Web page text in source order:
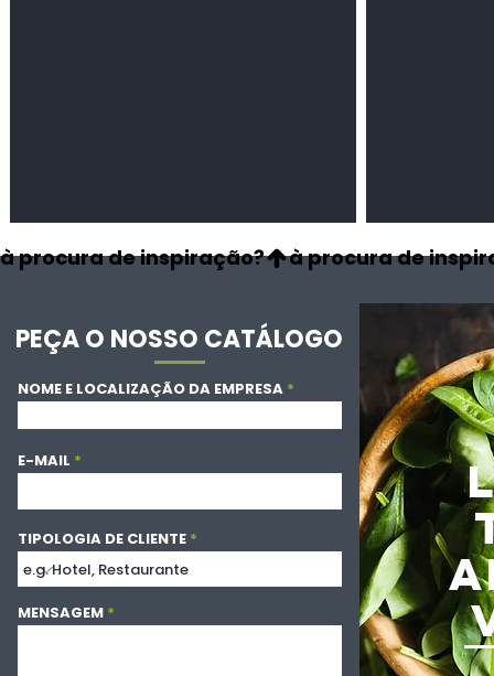
à procura de inspiração?
PEÇA O NOSSO CATÁLOGO
NOME E LOCALIZAÇÃO DA EMPRESA
E-MAIL
TIPOLOGIA DE CLIENTE
MENSAGEM